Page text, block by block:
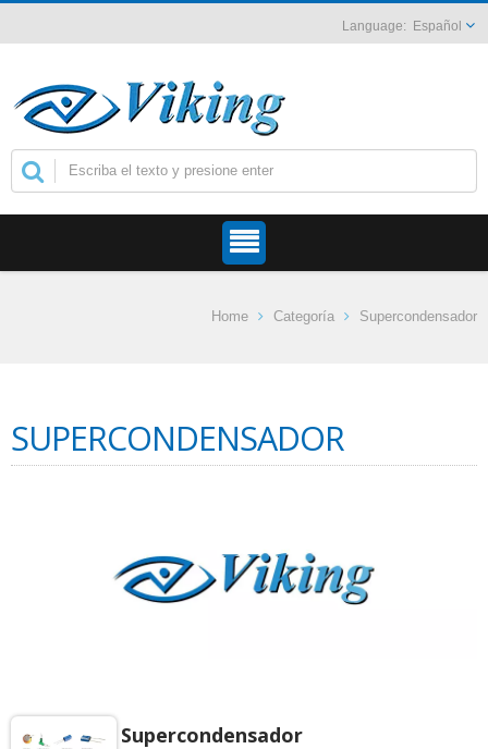
Español
Home Categoría Supercondensador
SUPERCONDENSADOR
Supercondensador